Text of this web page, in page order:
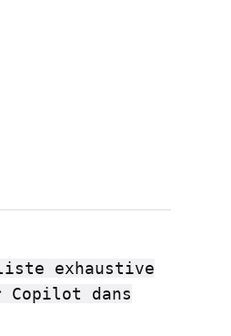
exhaustive
Copilot dans